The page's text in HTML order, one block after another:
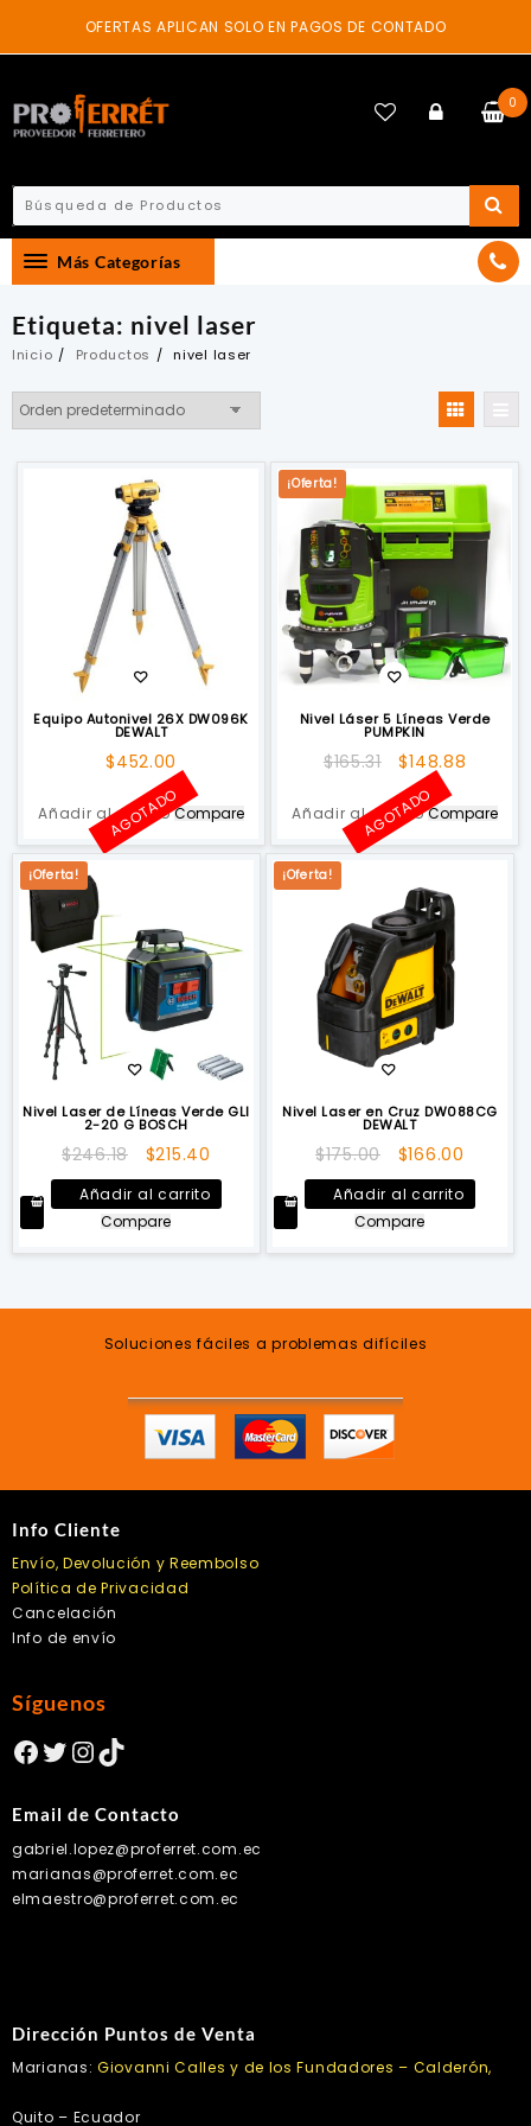
content
OFERTAS APLICAN SOLO EN PAGOS DE CONTADO
0
Más Categorías
Etiqueta: nivel laser
Inicio Productos nivel laser
Equipo Autonivel 26X DW096K
DEWALT
$452.00
Añadir al carrito
AGOTADOCompare
¡Oferta!
Nivel Láser 5 Líneas Verde
PUMPKIN
$165.31
El
precio
original
era:
$165.31.
$148.88
actual
Añadir al carrito
AGOTADOCompare
¡Oferta!
Nivel Laser de Líneas Verde GLI
2-20 G BOSCH
$246.18
El
precio
original
era:
$246.18.
$215.40
precio
actual
$215.40.
Añadir al carrito
Compare
¡Oferta!
Nivel Laser en Cruz DW088CG
DEWALT
$175.00
El
precio
original
era:
$175.00.
$166.00
precio
actual
Añadir al carrito
Compare
Soluciones fáciles a problemas difíciles
Info Cliente
Envío, Devolución y Reembolso
Política de Privacidad
Cancelación
Info de envío
Síguenos
Facebook
Twitter
Instagram
TikTok
Email de Contacto
gabriel.lopez@proferret.com.ec
marianas@proferret.com.ec
elmaestro@proferret.com.ec
Dirección Puntos de Venta
Marianas: Giovanni Calles y de los Fundadores – Calderón,
Quito – Ecuador